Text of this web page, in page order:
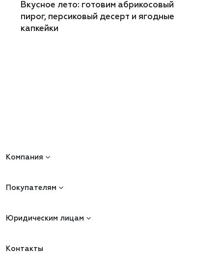
Вкусное лето: готовим абрикосовый
пирог, персиковый десерт и ягодные
капкейки
Компания
Покупателям
Юридическим лицам
Контакты